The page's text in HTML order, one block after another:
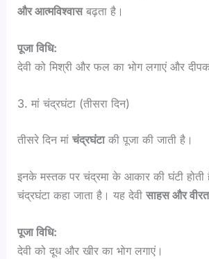
और आत्मविश्वासबढ़ता है।
पूजा विधि:
देवी को मिश्री और फल का भोग लगाएं और
3. मां चंद्रघंटा (तीसरा दिन)
तीसरे दिन मांचंद्रघंटाकी पूजा की जाती है।
इनके मस्तक पर चंद्रमा के आकार की घंटी होती
चंद्रघंटा कहा जाता है। यह देवीसाहस और
पूजा विधि:
देवी को दूध और खीर का भोग लगाएं।